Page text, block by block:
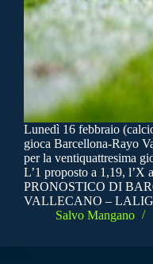
Lunedì 16 febbraio
gioca Barcellona-Rayo
per la ventiquattresima
L’1 proposto a 1,19, l’X
PRONOSTICO DI
VALLECANO –
Salvo Mangano